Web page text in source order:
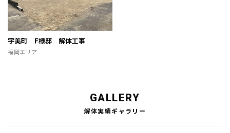
お問い合わせ
解体実績ギャラリー
宇美町 F様邸 解体工事
福岡エリア
GALLERY
解体実績ギャラリー